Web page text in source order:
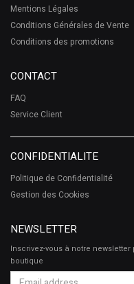
Mentions Légales
Conditions Générales de Vente
Conditions des promotions
CONTACT
FAQ
Service Client
CONFIDENTIALITE
Politique de Confidentialité
Gestion des Cookies
NEWSLETTER
Inscrivez-vous à notre
boutique